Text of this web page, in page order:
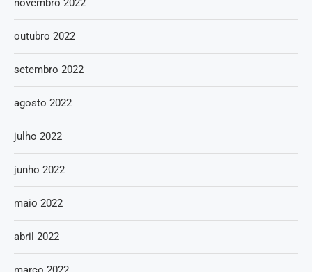
novembro 2022
outubro 2022
setembro 2022
agosto 2022
julho 2022
junho 2022
maio 2022
abril 2022